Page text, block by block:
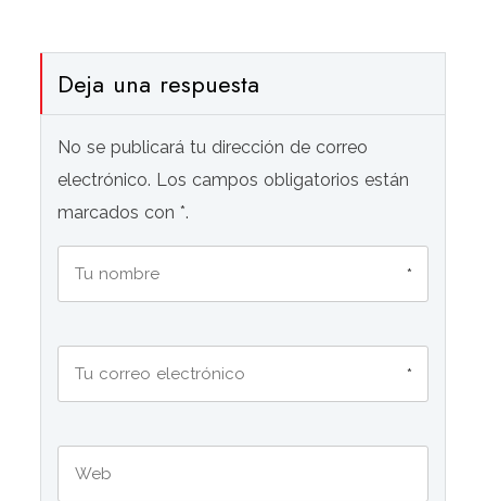
Deja una respuesta
No se publicará tu dirección de correo
electrónico. Los campos obligatorios están
marcados con *.
*
*